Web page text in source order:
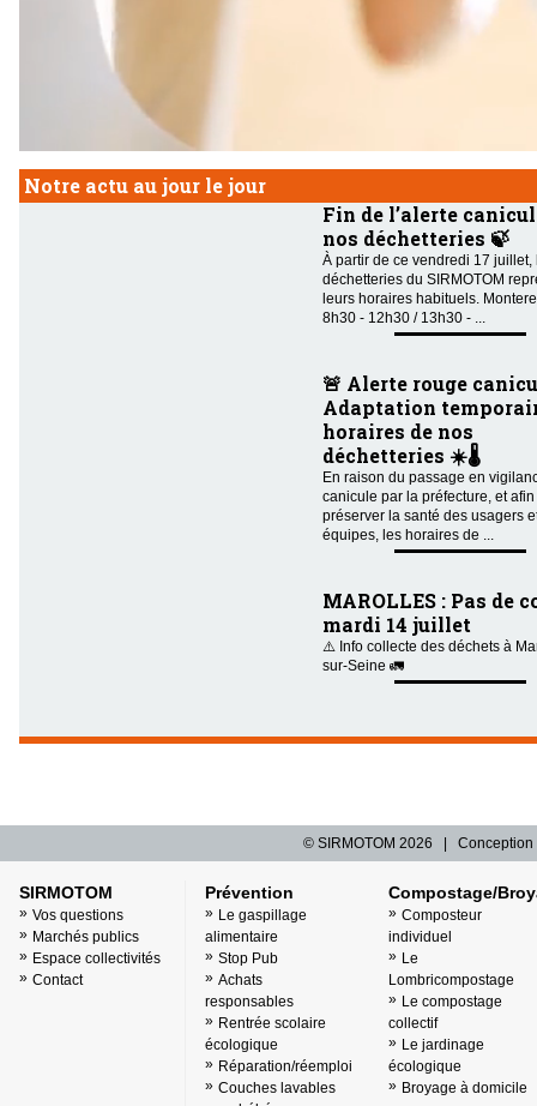
Notre actu au jour le jour
Fin de l’alerte
nos déchetteries 🍃
À partir de ce vendredi 17 juillet,
déchetteries du SIRMOTOM
leurs horaires habituels.
8h30 - 12h30 / 13h30 - ...
🚨 Alerte rouge
Adaptation
horaires de nos
déchetteries ☀️🌡️
En raison du passage en
canicule par la préfecture, et
préserver la santé des usagers
équipes, les horaires de ...
MAROLLES : Pas de
mardi 14 juillet
⚠️ Info collecte des déchets à
sur-Seine 🚛
© SIRMOTOM 2026 | Conception
SIRMOTOM
Vos questions
Marchés publics
Espace collectivités
Contact
Prévention
Le gaspillage
alimentaire
Stop Pub
Achats
responsables
Rentrée scolaire
écologique
Réparation/réemploi
Couches lavables
Compostage/
Composteur
individuel
Le
Lombricompostage
Le compostage
collectif
Le jardinage
écologique
Broyage à domicile